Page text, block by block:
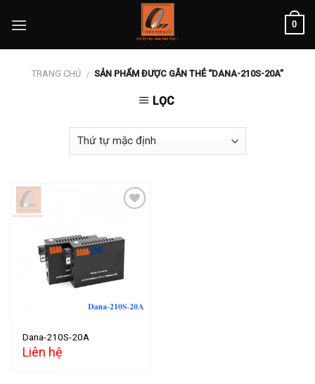
0
TRANG CHỦ / SẢN PHẨM ĐƯỢC GẮN THẺ “DANA-210S-20A”
LỌC
Add to
wishlist
Dana-210S-20A
Liên hệ